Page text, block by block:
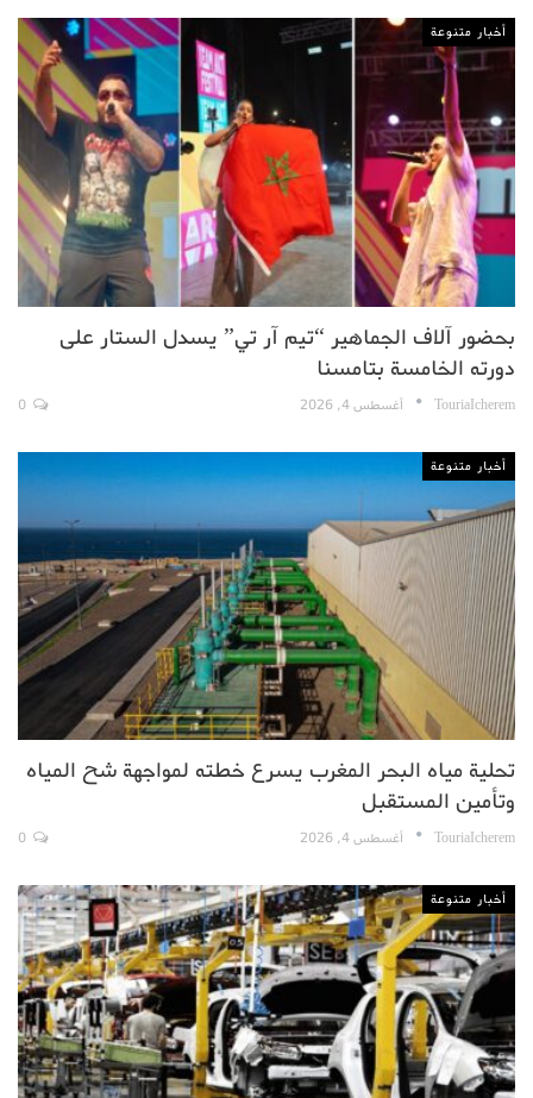
أخبار متنوعة
بحضور آلاف الجماهير “تيم آر تي” يسدل الستار على
دورته الخامسة بتامسنا
TouriaIcherem أغسطس 4, 2026
أخبار متنوعة
تحلية مياه البحر المغرب يسرع خطته لمواجهة شح المياه
وتأمين المستقبل
TouriaIcherem أغسطس 4, 2026
أخبار متنوعة